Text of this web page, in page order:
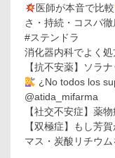
医師が本音で比較
さ・持続・コスパ
#ステンドラ
消化器内科でよく
【抗不安薬】ソラ
¿No todos los
@atida_mifarma
【社交不安症】薬
【双極症】もし芳
マス・炭酸リチウ